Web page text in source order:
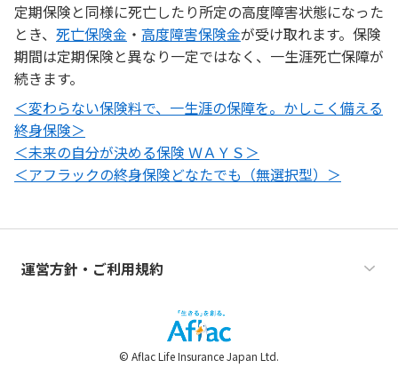
定期保険と同様に死亡したり所定の高度障害状態になった
とき、 死亡保険金 ・ 高度障害保険金が受け取れます。保険
期間は定期保険と異なり一定ではなく、一生涯死亡保障が
続きます。
＜変わらない保険料で、一生涯の保障を。かしこく備える
終身保険＞
＜未来の自分が決める保険 ＷＡＹＳ＞
＜アフラックの終身保険どなたでも（無選択型）＞
運営方針・ご利用規約
© Aflac Life Insurance Japan Ltd.